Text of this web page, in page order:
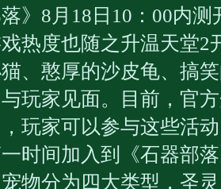
8月18日10：00内测
热度也随之升温天堂2
、憨厚的沙皮龟、搞
玩家见面。目前，官
玩家可以参与这些活
时间加入到《石器部
物分为四大类型，圣